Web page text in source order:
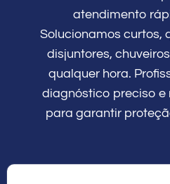
atendimento
Solucionamos curtos,
disjuntores,
qualquer hora.
diagnóstico preciso
para garantir